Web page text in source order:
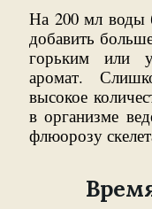
На 200 мл воды
добавить
горьким или
аромат.
высокое
в организме
флюорозу